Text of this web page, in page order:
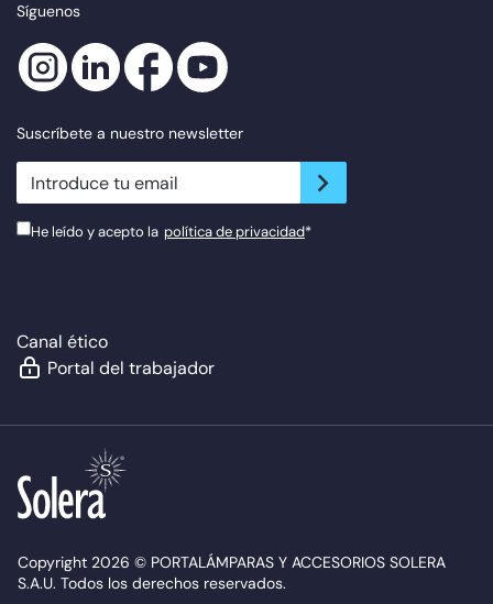
Síguenos
Suscríbete a nuestro newsletter
newsletter.suscribe
He leído y acepto la política de privacidad*
Canal ético
Portal del trabajador
Copyright 2026 © PORTALÁMPARAS Y ACCESORIOS SOLERA
S.A.U. Todos los derechos reservados.